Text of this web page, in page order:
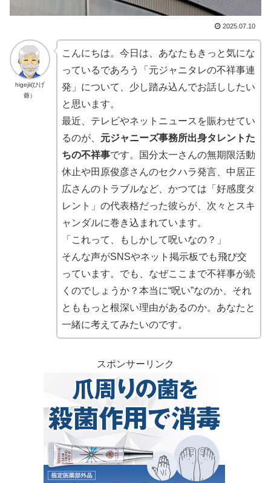
2025.07.10
higejii(ひげ
爺）
こんにちは。今日は、あなたもきっと気にな
っているであろう「元ジャニタレの不祥事連
発」について、少し踏み込んでお話ししたい
と思います。
最近、テレビやネットニュースを賑わせてい
るのが、 元ジャニーズ事務所出身タレントた
ちの不祥事です。国分太一さんの無期限活動
休止や田原俊彦さんのセクハラ発言、中居正
広さんのトラブルなど、かつては「好感度タ
レント」の代表格だった彼らが、次々とスキ
ャンダルに巻き込まれています。
「これって、もしかして呪いなの？」
そんな声がSNSやネット掲示板でも飛び交
っています。でも、なぜここまで不祥事が続
くのでしょうか？本当に“呪い”なのか、それ
とももっと根深い理由があるのか。あなたと
一緒に考えてみたいのです。
スポンサーリンク